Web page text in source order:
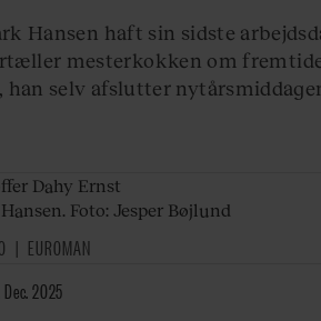
Hansen haft sin sidste
mesterkokken om
han selv afslutter
Dahy Ernst
Foto: Jesper Bøjlund
EUROMAN
Dec. 2025